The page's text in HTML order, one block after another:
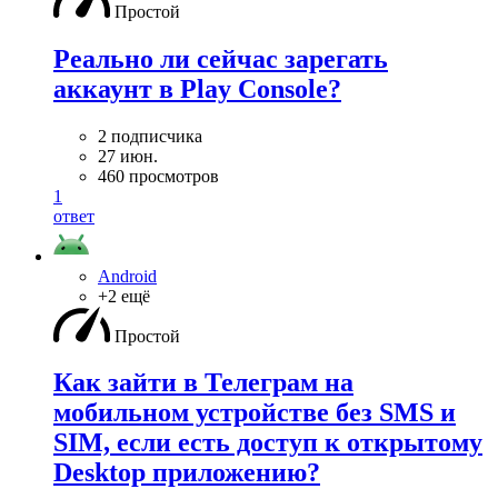
Простой
Реально ли сейчас зарегать
аккаунт в Play Console?
2 подписчика
27 июн.
460 просмотров
1
ответ
Android
+2 ещё
Простой
Как зайти в Телеграм на
мобильном устройстве без SMS и
SIM, если есть доступ к открытому
Desktop приложению?